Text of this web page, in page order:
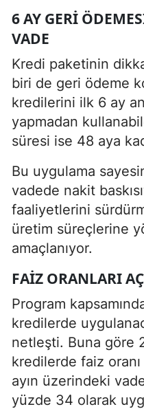
6 AY GERI
VADE
Kredi paketinin
biri de geri ödeme
kredilerini ilk 6 ay
yapmadan
süresi ise 48 aya
Bu uygulama
vadede nakit
faaliyetlerini
üretim süreçlerine
amaçlanıyor.
FAIZ ORANLARI
Program
kredilerde
netleşti. Buna göre
kredilerde faiz
ayın üzerindeki
yüzde 34 olarak